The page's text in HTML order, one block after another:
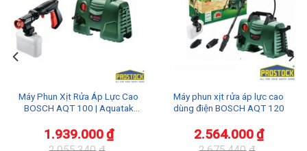
Máy Phun Xịt Rửa Áp Lực Cao
BOSCH AQT 100 | Aquatak
1.939.000₫
Máy phun xịt rửa áp lực cao
dùng điện BOSCH AQT 120
2.564.000₫